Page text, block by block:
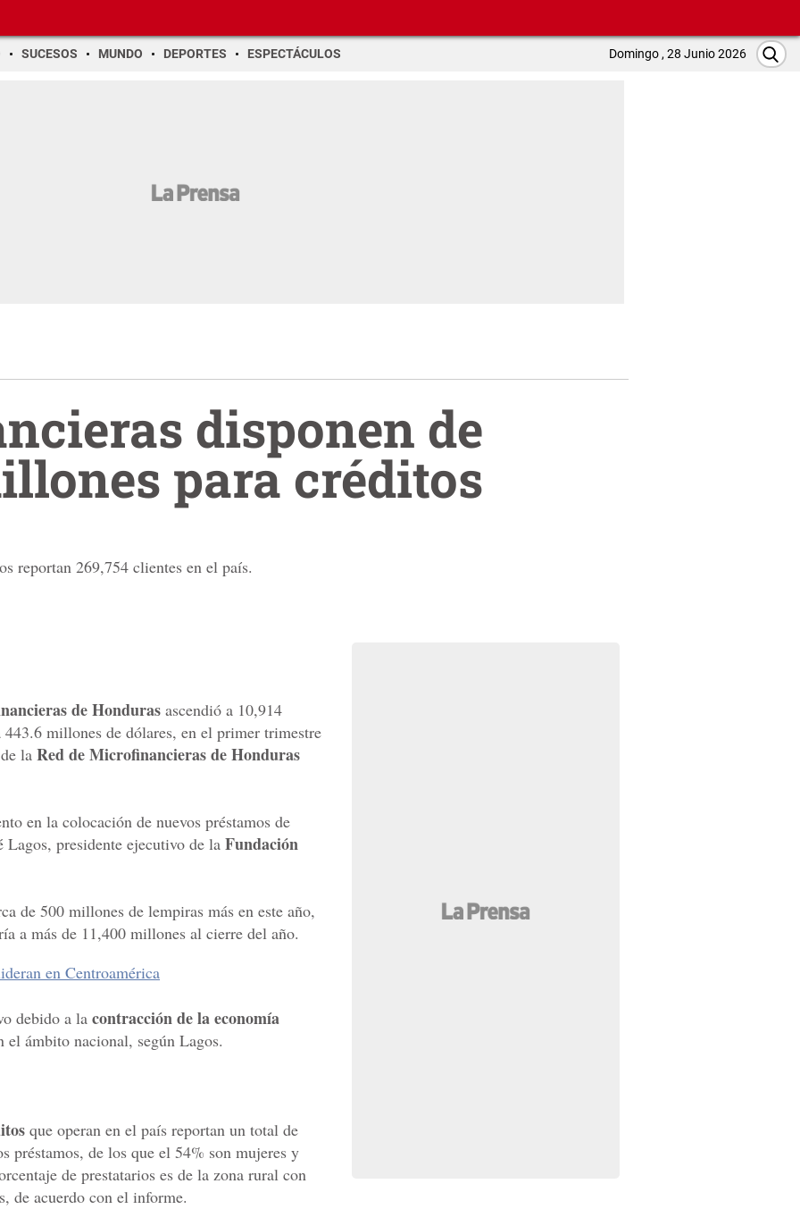
SUCESOS MUNDO DEPORTES ESPECTÁCULOS Domingo , 28 Junio 2026
disponen de
para créditos
reportan 269,754 clientes en el país.
de Honduras ascendió a 10,914
millones de dólares, en el primer trimestre
la Red de Microfinancieras de Honduras
en la colocación de nuevos préstamos de
presidente ejecutivo de la Fundación
de 500 millones de lempiras más en este año,
a más de 11,400 millones al cierre del año.
en Centroamérica
debido a la contracción de la economía
el ámbito nacional, según Lagos.
que operan en el país reportan un total de
préstamos, de los que el 54% son mujeres y
de prestatarios es de la zona rural con
de acuerdo con el informe.